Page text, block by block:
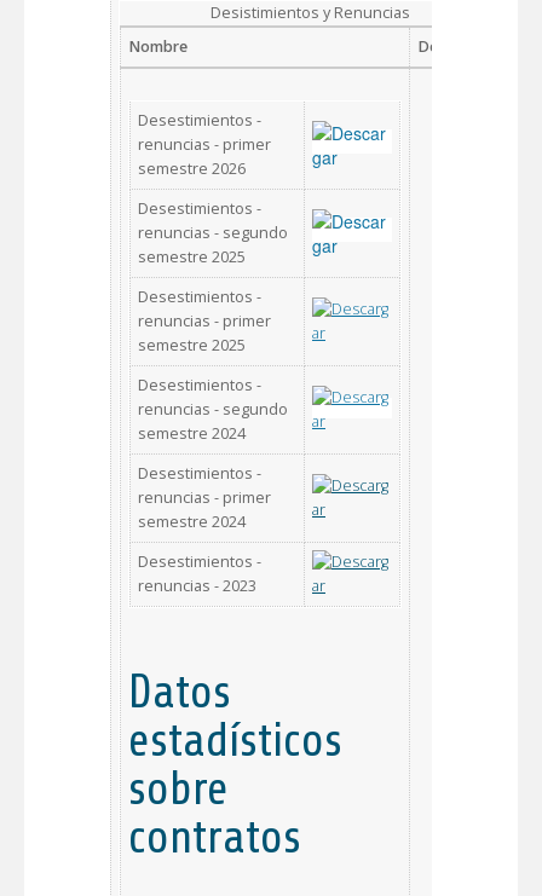
Desistimientos y Renuncias
Nombre
Descargar
Desestimientos -
renuncias - primer
semestre 2026
Desestimientos -
renuncias - segundo
semestre 2025
Desestimientos -
renuncias - primer
semestre 2025
Desestimientos -
renuncias - segundo
semestre 2024
Desestimientos -
renuncias - primer
semestre 2024
Desestimientos -
renuncias - 2023
Datos
estadísticos
sobre
contratos